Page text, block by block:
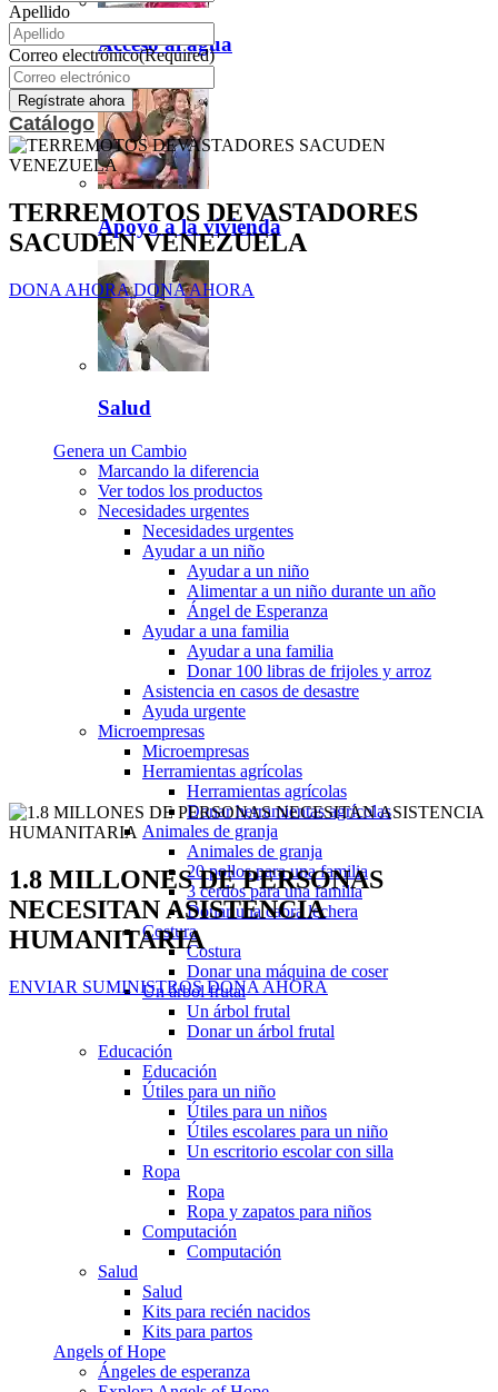
Acceso al agua
Apoyo a la vivienda
Salud
Genera un Cambio
Marcando la diferencia
Ver todos los productos
Necesidades urgentes
Necesidades urgentes
Ayudar a un niño
Ayudar a un niño
Alimentar a un niño durante un año
Ángel de Esperanza
Ayudar a una familia
Ayudar a una familia
Donar 100 libras de frijoles y arroz
Asistencia en casos de desastre
Ayuda urgente
Microempresas
Microempresas
Herramientas agrícolas
Herramientas agrícolas
Donar herramientas agrícolas
Animales de granja
Animales de granja
20 pollos para una familia
3 cerdos para una familia
Donar una cabra lechera
Costura
Costura
Donar una máquina de coser
Un árbol frutal
Un árbol frutal
Donar un árbol frutal
Educación
Educación
Útiles para un niño
Útiles para un niños
Útiles escolares para un niño
Un escritorio escolar con silla
Ropa
Ropa
Ropa y zapatos para niños
Computación
Computación
Salud
Salud
Kits para recién nacidos
Kits para partos
Angels of Hope
Ángeles de esperanza
Apellido
Correo electrónico(Required)
Catálogo
TERREMOTOS DEVASTADORES
SACUDEN VENEZUELA
DONA AHORA DONA AHORA
1.8 MILLONES DE PERSONAS
NECESITAN ASISTENCIA
HUMANITARIA
ENVIAR SUMINISTROS DONA AHORA